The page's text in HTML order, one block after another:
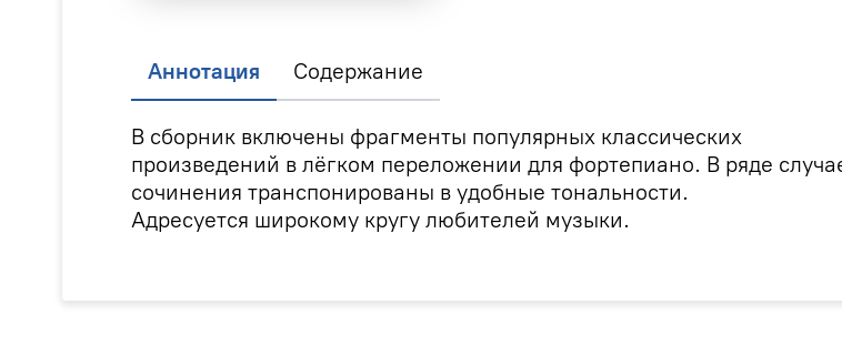
Аннотация Содержание
В сборник включены фрагменты популярных классических
произведений в лёгком переложении для фортепиано. В ряде
сочинения транспонированы в удобные тональности.
Адресуется широкому кругу любителей музыки.